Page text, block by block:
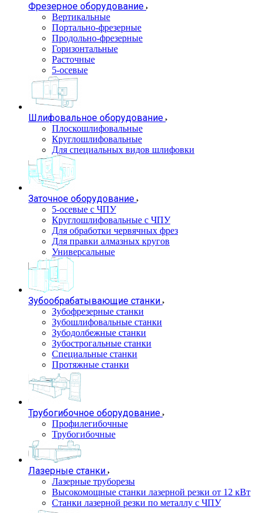
Фрезерное оборудование
Вертикальные
Портально-фрезерные
Продольно-фрезерные
Горизонтальные
Расточные
5-осевые
Шлифовальное оборудование
Плоскошлифовальные
Круглошлифовальные
Для специальных видов шлифовки
Заточное оборудование
5-осевые с ЧПУ
Круглошлифовальные с ЧПУ
Для обработки червячных фрез
Для правки алмазных кругов
Универсальные
Зубообрабатывающие станки
Зубофрезерные станки
Зубошлифовальные станки
Зубодолбежные станки
Зубострогальные станки
Специальные станки
Протяжные станки
Трубогибочное оборудование
Профилегибочные
Трубогибочные
Лазерные станки
Лазерные труборезы
Высокомощные станки лазерной резки от 12 кВт
Станки лазерной резки по металлу с ЧПУ